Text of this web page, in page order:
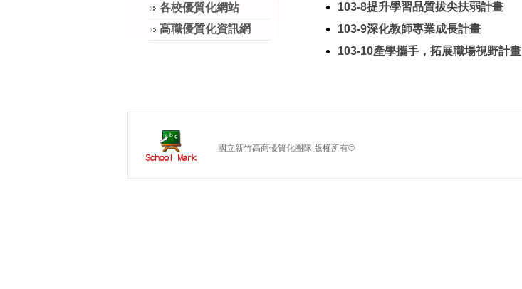
各校優質化網站
高職優質化資訊網
103-8提升學習品質拔尖扶弱計畫
103-9深化教師專業成長計畫
103-10產學攜手，拓展職場視野計畫
國立新竹高商優質化團隊 版權所有©